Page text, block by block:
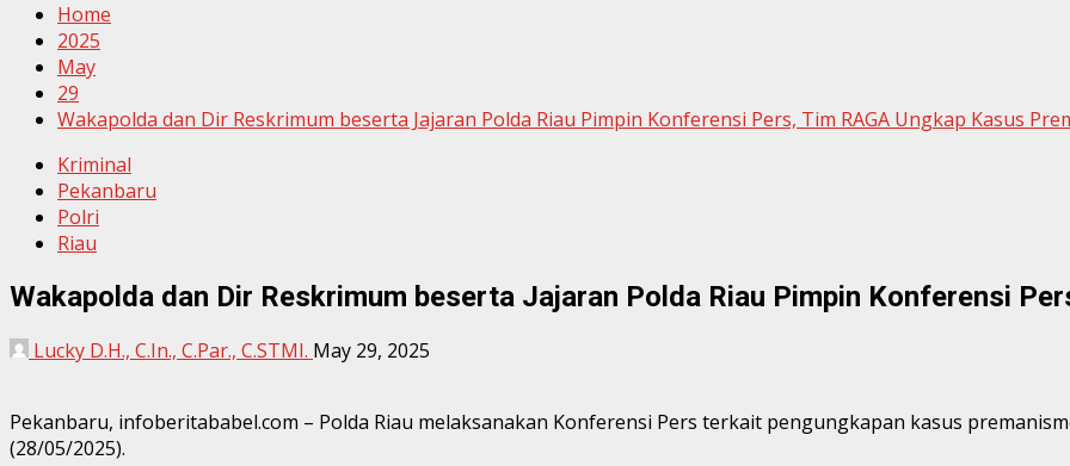
Home
2025
May
29
Wakapolda dan Dir Reskrimum beserta Jajaran Polda Riau Pimpin Konferensi Pers, Tim RAGA Ungkap Kasus
Kriminal
Pekanbaru
Polri
Riau
Wakapolda dan Dir Reskrimum beserta Jajaran Polda Riau Pimpin Konferensi
Lucky D.H., C.In., C.Par., C.STMI. May 29, 2025
Pekanbaru, infoberitababel.com – Polda Riau melaksanakan Konferensi Pers terkait pengungkapan kasus
(28/05/2025).